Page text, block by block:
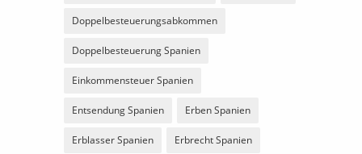
Doppelbesteuerungsabkommen
Doppelbesteuerung Spanien
Einkommensteuer Spanien
Entsendung Spanien Erben Spanien
Erblasser Spanien Erbrecht Spanien